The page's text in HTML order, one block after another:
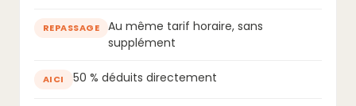
REPASSAGE
Au même tarif horaire, sans
supplément
AICI 50 % déduits directement